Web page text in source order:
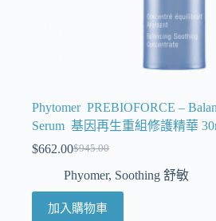
Phytomer PREBIOFORCE –
Serum 基因再生重組修護精華
$945.00
$662.00
Phyomer, Soothing 舒敏
加入購物車